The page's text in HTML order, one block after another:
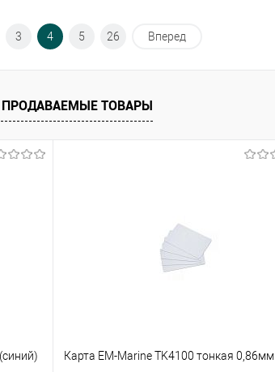
3 4 5 26 Вперед
ТОВАРЫ
Карта EM-Marine TK4100 тонкая 0,86мм